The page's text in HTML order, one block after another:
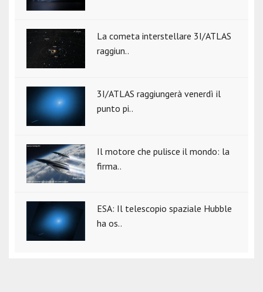
La cometa interstellare 3I/ATLAS
raggiun..
3I/ATLAS raggiungerà venerdì il
punto pi..
Il motore che pulisce il mondo: la
firma..
ESA: Il telescopio spaziale Hubble
ha os..